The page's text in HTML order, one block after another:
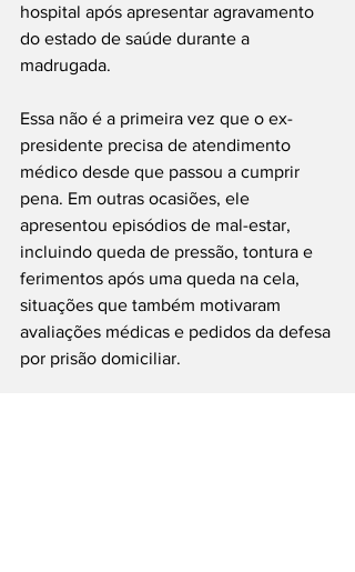
hospital após apresentar agravamento
do estado de saúde durante a
madrugada.
Essa não é a primeira vez que o ex-
presidente precisa de atendimento
médico desde que passou a cumprir
pena. Em outras ocasiões, ele
apresentou episódios de mal-estar,
incluindo queda de pressão, tontura e
ferimentos após uma queda na cela,
situações que também motivaram
avaliações médicas e pedidos da defesa
por prisão domiciliar.